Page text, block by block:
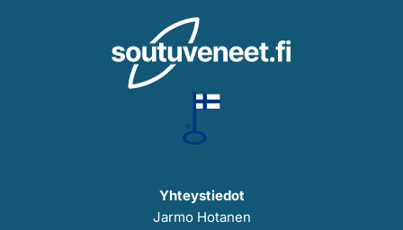
Yhteystiedot
Jarmo Hotanen